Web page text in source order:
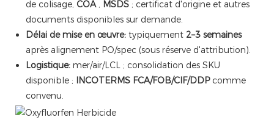
de colisage, COA , MSDS ; certificat d'origine et autres
documents disponibles sur demande.
Délai de mise en œuvre: typiquement 2–3 semaines
après alignement PO/spec (sous réserve d'attribution).
Logistique: mer/air/LCL ; consolidation des SKU
disponible ; INCOTERMS FCA/FOB/CIF/DDP comme
convenu.